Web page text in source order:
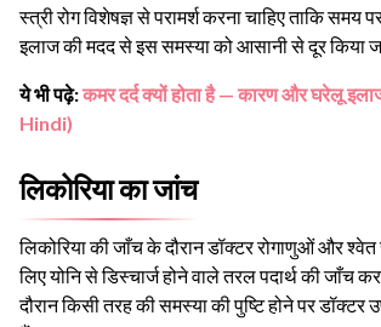
स्त्री रोग विशेषज्ञ से परामर्श करना चाहिए ताकि समय
इलाज की मदद से इस समस्या को आसानी से दूर किया
ये भी पढ़े:कमर दर्द क्यों होता है — कारण और घरेलू
Hindi)
लिकोरिया का जांच
लिकोरिया की जाँच के दौरान डॉक्टर रोगाणुओं और
लिए योनि से डिस्चार्ज होने वाले तरल पदार्थ की जाँच
दौरान किसी तरह की समस्या की पुष्टि होने पर डॉक्टर